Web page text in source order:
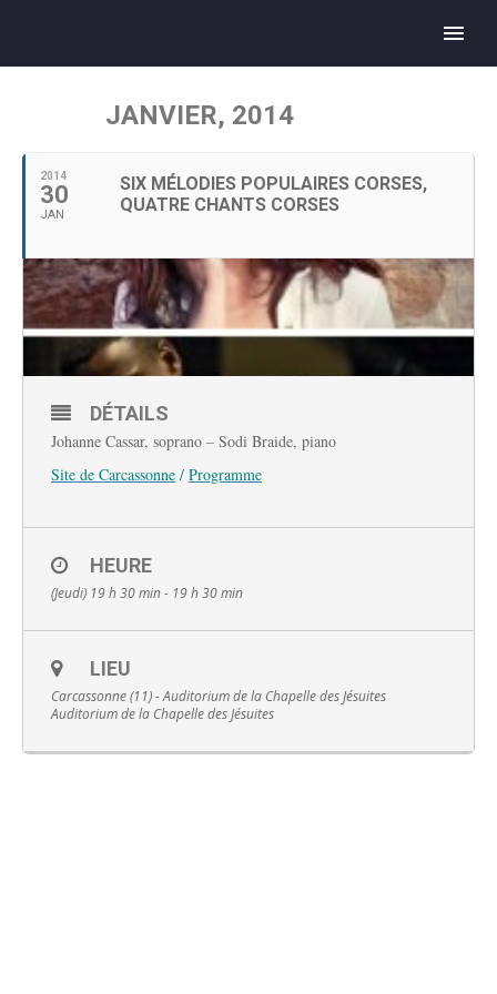
Français
JANVIER, 2014
2014
30
JAN
SIX MÉLODIES POPULAIRES CORSES,
QUATRE CHANTS CORSES
DÉTAILS
Johanne Cassar, soprano – Sodi Braide, piano
Site de Carcassonne / Programme
HEURE
(Jeudi) 19 h 30 min - 19 h 30 min
LIEU
Carcassonne (11) - Auditorium de la Chapelle des Jésuites
Auditorium de la Chapelle des Jésuites